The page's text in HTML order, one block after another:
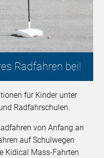
Radfahren bei!
für Kinder unter
Radfahrschulen.
von Anfang an
auf Schulwegen
Kidical Mass-Fahrten